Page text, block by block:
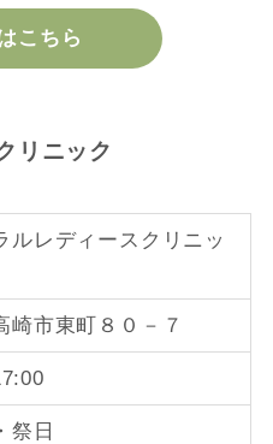
こちら
リニック
ルレディースクリニッ
崎市東町８０－７
祭日